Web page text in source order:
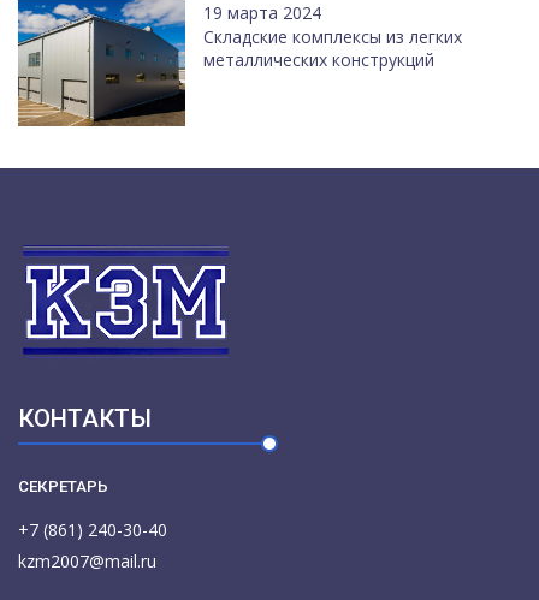
19 марта 2024
Cкладские комплексы из легких
металлических конструкций
КОНТАКТЫ
СЕКРЕТАРЬ
+7 (861) 240-30-40
kzm2007@mail.ru